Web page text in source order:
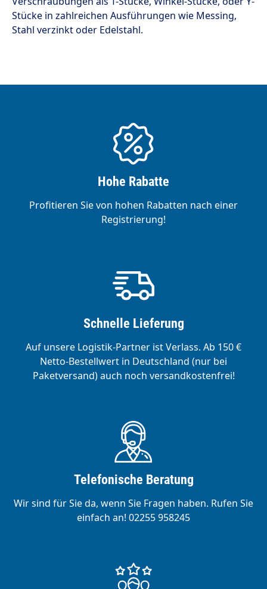
Stücke in zahlreichen Ausführungen wie Messing,
Stahl verzinkt oder Edelstahl.
Hohe Rabatte
Profitieren Sie von hohen Rabatten nach einer
Registrierung!
Schnelle Lieferung
Auf unsere Logistik-Partner ist Verlass. Ab 150 €
Netto-Bestellwert in Deutschland (nur bei
Paketversand) auch noch versandkostenfrei!
Telefonische Beratung
Wir sind für Sie da, wenn Sie Fragen haben. Rufen Sie
einfach an! 02255 958245